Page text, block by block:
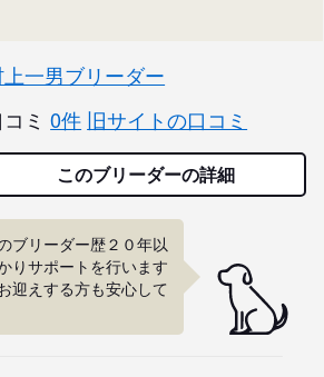
一男ブリーダー
ミ 0件 旧サイトの口コミ
このブリーダーの詳細
ブリーダー歴２０年以
りサポートを行います
迎えする方も安心して